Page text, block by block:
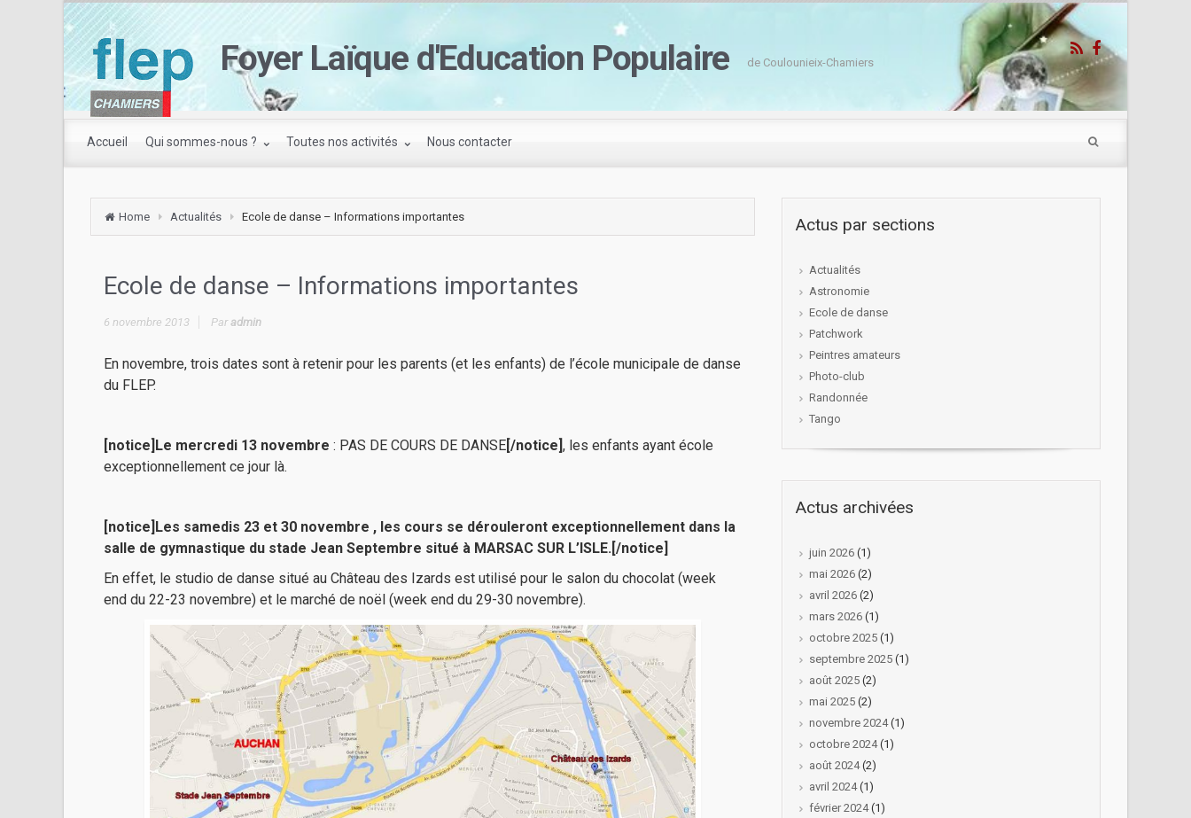
Foyer Laïque d'Education Populaire de Coulounieix-Chamiers
Accueil Qui sommes-nous ? Toutes nos activités Nous contacter
Home Actualités Ecole de danse – Informations importantes
Ecole de danse – Informations importantes
6 novembre 2013 Paradmin
En novembre, trois dates sont à retenir pour les parents (et les enfants) de l’école municipale de danse
du FLEP.
[notice] Le mercredi 13 novembre : PAS DE COURS DE DANSE[/notice], les enfants ayant école
exceptionnellement ce jour là.
[notice] Les samedis 23 et 30 novembre , les cours se dérouleront exceptionnellement dans la
salle de gymnastique du stade Jean Septembre situé à MARSAC SUR L’ISLE. [/notice]
En effet, le studio de danse situé au Château des Izards est utilisé pour le salon du chocolat (week
end du 22-23 novembre) et le marché de noël (week end du 29-30 novembre).
Actus par sections
Actualités
Astronomie
Ecole de danse
Patchwork
Peintres amateurs
Photo-club
Randonnée
Tango
Actus archivées
juin 2026 (1)
mai 2026 (2)
avril 2026 (2)
mars 2026 (1)
octobre 2025 (1)
septembre 2025 (1)
août 2025 (2)
mai 2025 (2)
novembre 2024(1)
octobre 2024(1)
août 2024(2)
avril 2024(1)
février 2024(1)